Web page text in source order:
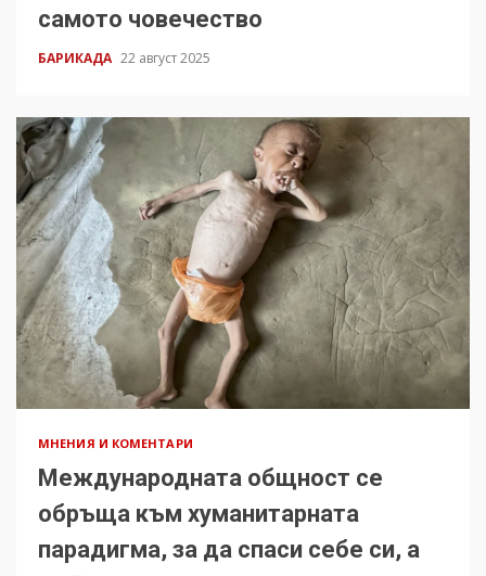
самото човечество
БАРИКАДА 22 август 2025
МНЕНИЯ И КОМЕНТАРИ
Международната общност се
обръща към хуманитарната
парадигма, за да спаси себе си, а